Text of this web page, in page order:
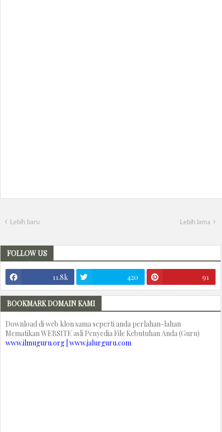
Lebih baru Lebih lama
FOLLOW US
11.8k 420 91
BOOKMARK DOMAIN KAMI
Download di web klon sama seperti anda perlahan-lahan
Mematikan WEBSITE asli Penyedia File Kebutuhan Anda (Guru)
www.ilmuguru.org | www.jalurguru.com